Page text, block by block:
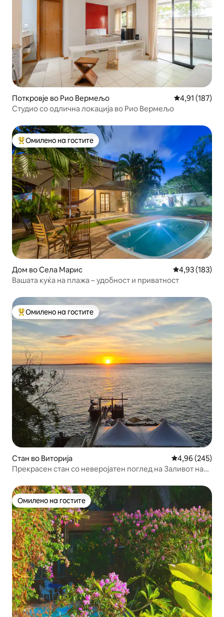
Поткровје во Рио Вермељо Просечна
4,91 (187)
Студио со одлична локација во Рио Вермељо
Меѓу најуспешните „Омилени на гостите“
Омилено на гостите
Дом во Села Марис Просечна
4,93 (183)
Вашата куќа на плажа – удобност и приватност
Меѓу најуспешните „Омилени на гостите“
Омилено на гостите
Стан во Виторија Просечна
4,96 (245)
Прекрасен стан со неверојатен поглед на Заливот на
Омилено на гостите
Омилено на гостите